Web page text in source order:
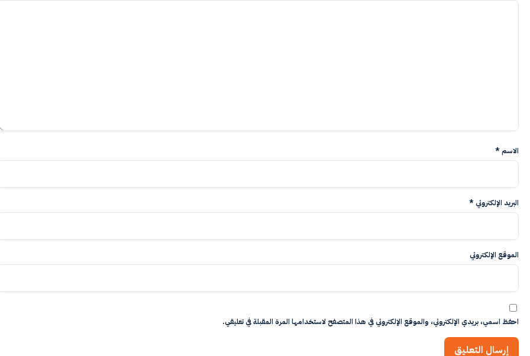
الاسم*
البريد الإلكتروني*
الموقع الإلكتروني
احفظ اسمي، بريدي الإلكتروني، والموقع الإلكتروني في هذا المتصفح لاستخدامها المرة المقبلة في تعليقي.